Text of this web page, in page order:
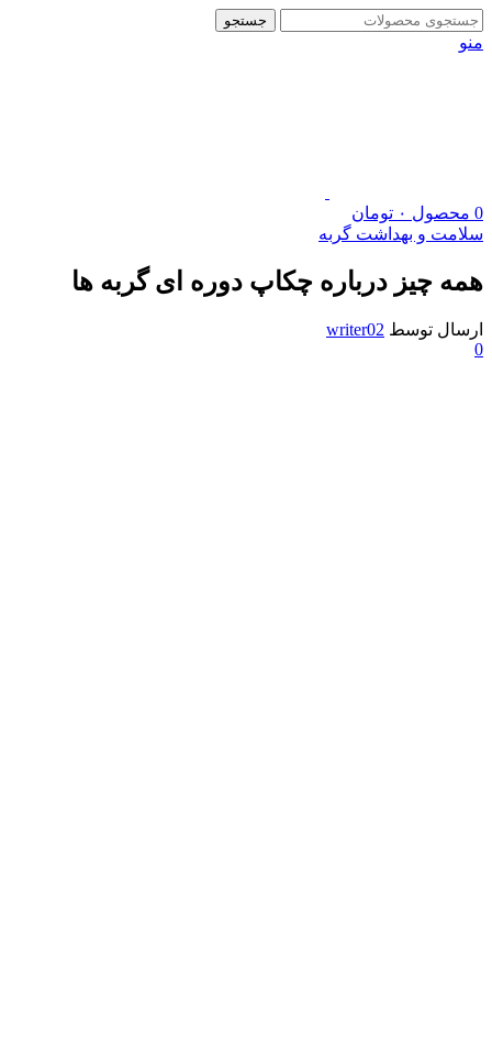
جستجو
منو
0 محصول ۰ تومان
سلامت و بهداشت گربه
همه چیز درباره چکاپ دوره‌ ای گربه‌ ها
ارسال توسط writer02
0